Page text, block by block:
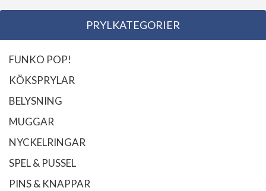
PRYLKATEGORIER
FUNKO POP!
KÖKSPRYLAR
BELYSNING
MUGGAR
NYCKELRINGAR
SPEL & PUSSEL
PINS & KNAPPAR